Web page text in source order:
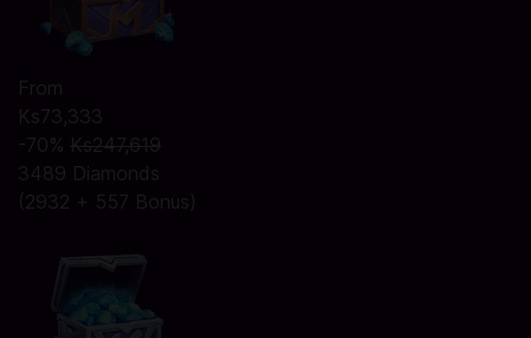
From
Ks73,333
-70% Ks247,619
3489 Diamonds
(2932 + 557 Bonus)